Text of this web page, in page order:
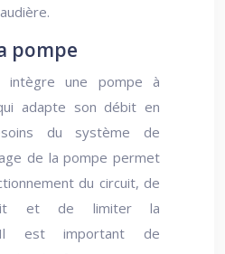
pompe
intègre une pompe à
adapte son débit en
du système de
de la pompe permet
du circuit, de
et de limiter la
Il est important de